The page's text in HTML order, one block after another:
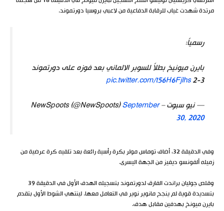
مرتدة شهدت غياب للرقابة الدفاعية من لاعبي بروسيا دورتموند.
رسمياً:
بايرن ميونيخ بطلاً للسوبر الالماني بعد فوزه على دورتموند
3-2
pic.twitter.com/t56H6Fjlhs
— نيو سبوت – NewSpoots (@NewSpoots)September
30, 2020
وفي الدقيقة 32، أضاف توماس مولر بكرة رأسية رائعة بعد تلقيه كرة عرضية من
زميله ألفونسو ديفيز من الجهة اليسرى.
وقلص جوليان براندت الفارق لدورتموند بتسجيله الهدف الأول في الدقيقة 39
بتسديدة قوية لم ينجح مانوير نوير في التعامل معها. لينتهي الشوط الأول بتقدم
بايرن ميونخ بهدفين مقابل هدف.